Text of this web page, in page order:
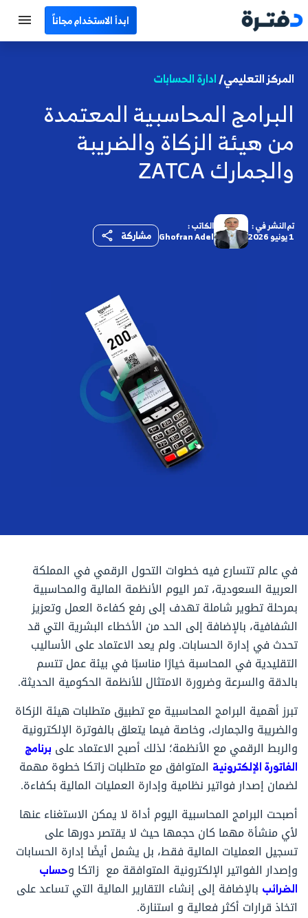
ابدأ الاستخدام مجاناً
جميع الأقسام
نماذج محاسبية
حاسبات
البرامج
المركز التعليمي/ادارة الحسابات
البرامج المحاسبية المعتمدة
من هيئة الزكاة والضريبة
والجمارك ZATCA
تم النشر في :
1 يونيو 2026
الكاتب :
Ghofran Adel مشاركة
في عالم تتسارع فيه خطوات التحول الرقمي في المملكة
العربية السعودية، تمر اليوم الأنظمة المالية والمحاسبية
بمرحلة تطوير شاملة تهدف إلى رفع كفاءة العمل وتعزيز
الشفافية، بالإضافة إلى الحد من الأخطاء البشرية التي قد
تحدث في إدارة الحسابات. ولم يعد الاعتماد على الأساليب
التقليدية في المحاسبة خيارًا مناسبًا في بيئة عمل تتسم
بالدقة والسرعة وضرورة الامتثال للأنظمة الحكومية الحديثة.
تبرز أهمية البرامج المحاسبية مع تطبيق متطلبات هيئة الزكاة
والضريبة والجمارك، وخاصة فيما يتعلق بالفوترة الإلكترونية
والربط الرقمي مع الأنظمة؛ لذلك أصبح الاعتماد على برنامج
الفاتورة الإلكترونية المتوافق مع متطلبات زاتكا خطوة مهمة
لضمان إصدار فواتير نظامية وإدارة العمليات المالية بكفاءة.
أصبحت البرامج المحاسبية اليوم أداة لا يمكن الاستغناء عنها
لأي منشأة مهما كان حجمها حيث لا يقتصر دورها على
تسجيل العمليات المالية فقط، بل يشمل أيضًا إدارة الحسابات
وإصدار الفواتير الإلكترونية المتوافقة مع زاتكا وحساب
الضرائب بالإضافة إلى إنشاء التقارير المالية التي تساعد على
اتخاذ قرارات أكثر فعالية و استنارة.